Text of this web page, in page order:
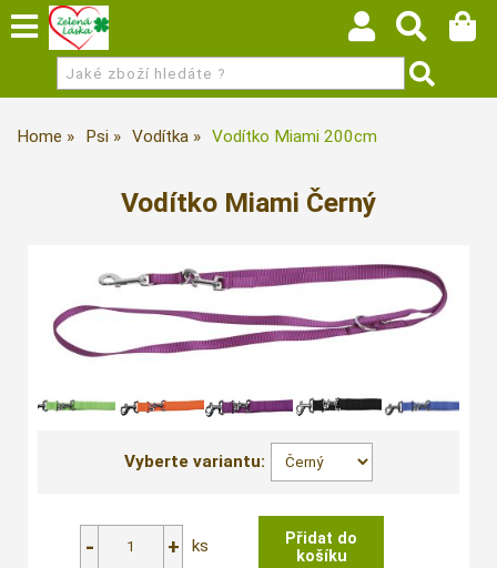
Home Psi Vodítka Vodítko Miami 200cm
Vodítko Miami Černý
Vyberte variantu:
ks